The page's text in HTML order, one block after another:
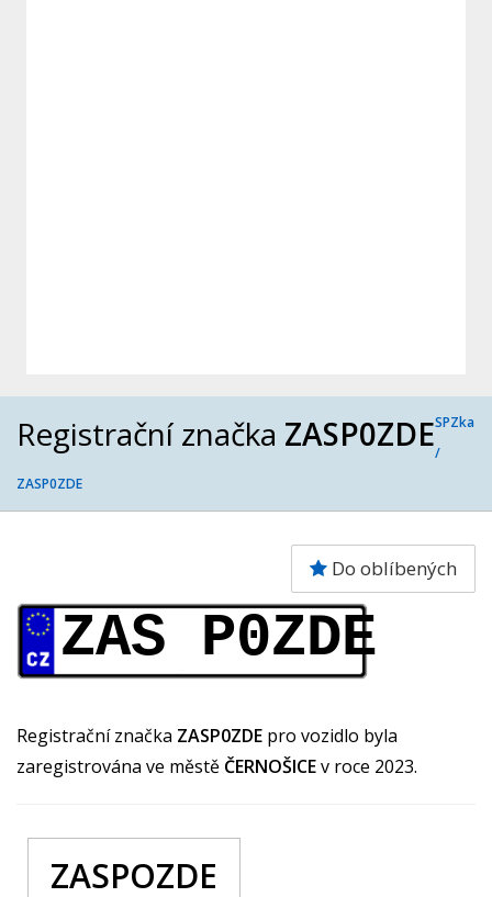
Registrační značka ZASP0ZDESPZka
/
ZASP0ZDE
Do oblíbených
ZAS P0ZDE
Registrační značka ZASP0ZDE pro vozidlo byla
zaregistrována ve městě ČERNOŠICEv roce 2023.
ZASPOZDE